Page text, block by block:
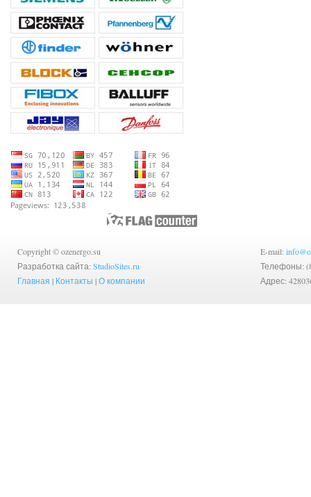
Copyright © ozenergo.su
Разработка сайта: StudioSites.ru
Главная | Контакты |О компании
E-mail:
Телефоны:
Адрес: